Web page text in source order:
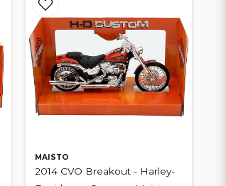
MAISTO
2014 CVO Breakout - Harley-